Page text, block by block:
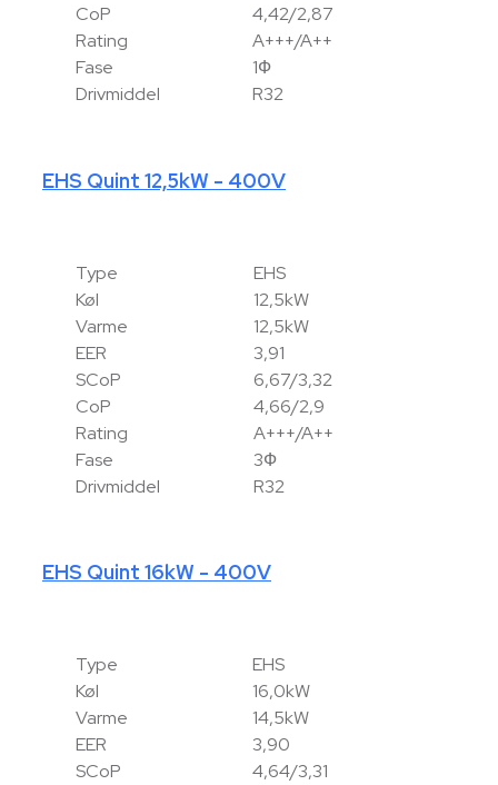
CoP
4,42/2,87
Rating
A+++/A++
Fase
1Ф
Drivmiddel
R32
EHS Quint 12,5kW - 400V
Type
EHS
Køl
12,5kW
Varme
12,5kW
EER
3,91
SCoP
6,67/3,32
CoP
4,66/2,9
Rating
A+++/A++
Fase
3Ф
Drivmiddel
R32
EHS Quint 16kW - 400V
Type
EHS
Køl
16,0kW
Varme
14,5kW
EER
3,90
SCoP
4,64/3,31